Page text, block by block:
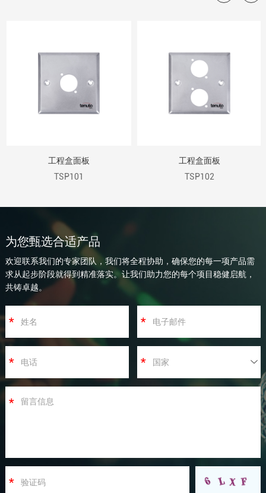
工程盒面板
TSP101
工程盒面板
TSP102
为您甄选合适产品
欢迎联系我们的专家团队，我们将全程协助，确保您的每一项产品需
求从起步阶段就得到精准落实。让我们助力您的每个项目稳健启航，
共铸卓越。